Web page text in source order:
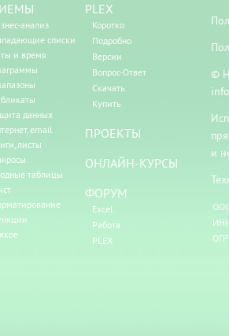
анализ
списки
и время
данных
email
листы
таблицы
PLEX
Коротко
Подробно
Версии
Вопрос-Ответ
Скачать
Купить
ПРОЕКТЫ
ОНЛАЙН-КУРСЫ
ФОРУМ
Excel
Работа
PLEX
©
и